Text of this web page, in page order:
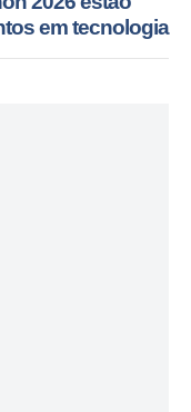
em tecnologia